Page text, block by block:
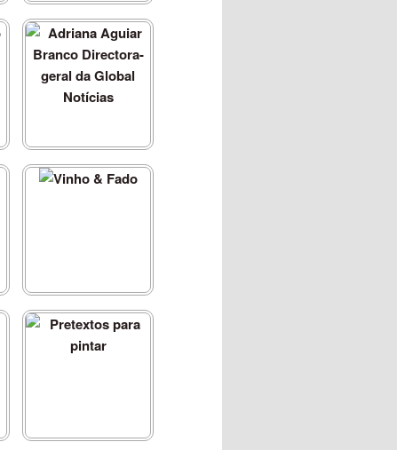
Bienal Internacional de
Arte Contemporânea
Aveiro
Adriana Aguiar Branco
Directora-geral da Global
Notícias
Vinho & Fado
Pretextos para pintar